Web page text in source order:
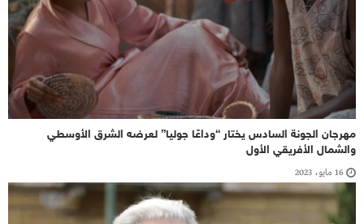
مهرجان الجونة السادس يختار “وداعًا جوليا” لعرضه الشرق الأوسطي
والشمال الأفريقي الأول
16 مايو، 2023